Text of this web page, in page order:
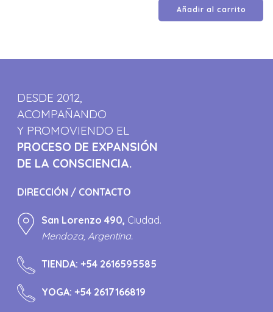
Añadir al carrito
DESDE 2012,
ACOMPAÑANDO
Y PROMOVIENDO EL
PROCESO DE EXPANSIÓN
DE LA CONSCIENCIA.
DIRECCIÓN / CONTACTO
San Lorenzo 490, Ciudad.
Mendoza, Argentina.
TIENDA:+54 2616595585
YOGA:+54 2617166819